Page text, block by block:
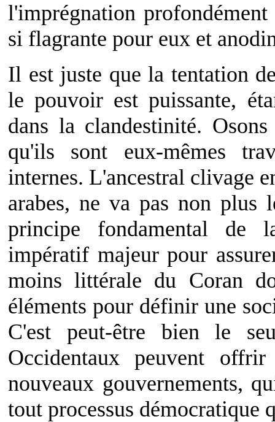
l'imprégnation
si flagrante pour eux et
Il est juste que la tentation
le pouvoir est puissante,
dans la clandestinité.
qu'ils sont eux-mêmes
internes. L'ancestral clivage
arabes, ne va pas non
principe fondamental de
impératif majeur pour
moins littérale du Coran
éléments pour définir une
C'est peut-être bien le
Occidentaux peuvent
nouveaux gouvernements,
tout processus démocratique